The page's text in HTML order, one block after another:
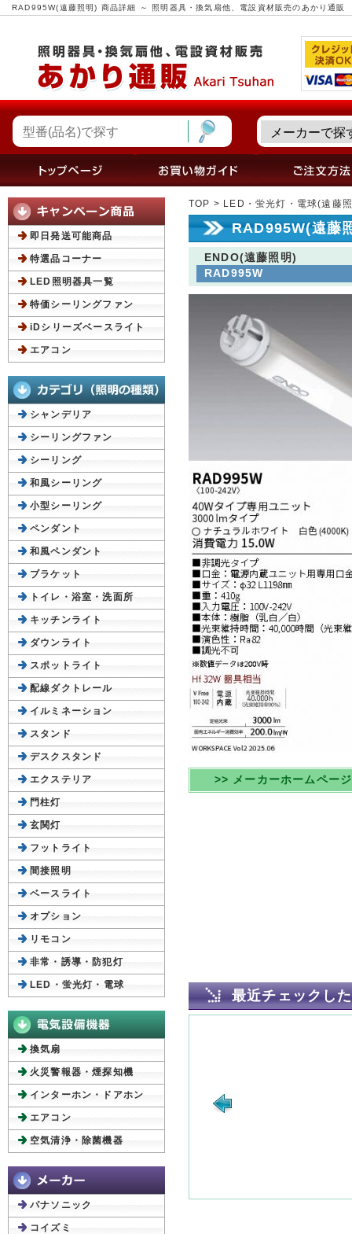
RAD995W(遠藤照明) 商品詳細 ～ 照明器具・換気扇他、電設資材販売のあかり通販
TOP > LED・蛍光灯・電球(遠藤
RAD995W(遠藤
ENDO(遠藤照明)
RAD995W
>> メーカーホームペー
最近チェックし
即日発送可能商品
特選品コーナー
LED照明器具一覧
特価シーリングファン
iDシリーズベースライト
エアコン
シャンデリア
シーリングファン
シーリング
和風シーリング
小型シーリング
ペンダント
和風ペンダント
ブラケット
トイレ・浴室・洗面所
キッチンライト
ダウンライト
スポットライト
配線ダクトレール
イルミネーション
スタンド
デスクスタンド
エクステリア
門柱灯
玄関灯
フットライト
間接照明
ベースライト
オプション
リモコン
非常・誘導・防犯灯
LED・蛍光灯・電球
換気扇
火災警報器・煙探知機
インターホン・ドアホン
エアコン
空気清浄・除菌機器
パナソニック
コイズミ